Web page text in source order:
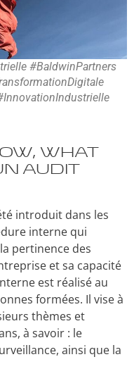
#BaldwinPartners
What
audit
introduit dans les
interne qui
pertinence des
et sa capacité
est réalisé au
formées. Il vise à
thèmes et
à savoir : le
ainsi que la